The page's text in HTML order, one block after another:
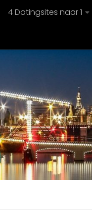
4 Datingsites naar 1